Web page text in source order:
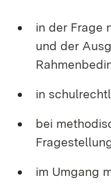
in der Frage
und der
in
bei
im Umgang